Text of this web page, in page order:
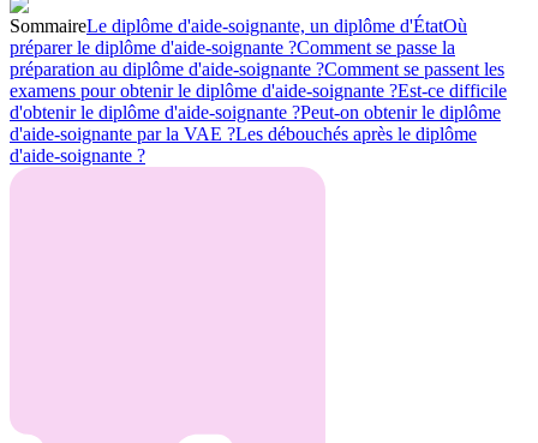
SommaireLe diplôme d'aide-soignante, un diplôme d'ÉtatOù
préparer le diplôme d'aide-soignante ?Comment se passe la
préparation au diplôme d'aide-soignante ?Comment se passent les
examens pour obtenir le diplôme d'aide-soignante ?Est-ce difficile
d'obtenir le diplôme d'aide-soignante ?Peut-on obtenir le diplôme
d'aide-soignante par la VAE ?Les débouchés après le diplôme
d'aide-soignante ?